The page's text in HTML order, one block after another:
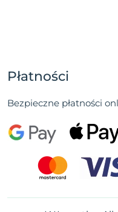
Płatności
Bezpieczne płatności